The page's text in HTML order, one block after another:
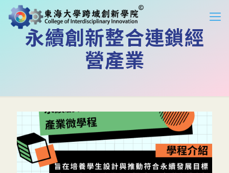
永續創新整合連鎖經
營產業